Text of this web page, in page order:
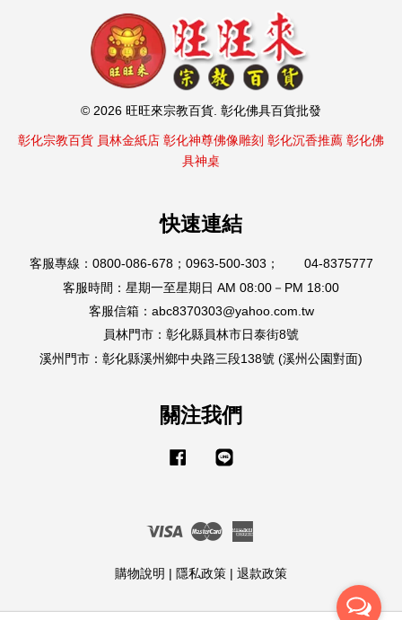
© 2026 旺旺來宗教百貨. 彰化佛具百貨批發
彰化宗教百貨 員林金紙店 彰化神尊佛像雕刻 彰化沉香推薦 彰化佛
具神桌
快速連結
客服專線：0800-086-678；0963-500-303； 04-8375777
客服時間：星期一至星期日 AM 08:00－PM 18:00
客服信箱：abc8370303@yahoo.com.tw
員林門市：彰化縣員林市日泰街8號
溪州門市：彰化縣溪州鄉中央路三段138號 (溪州公園對面)
關注我們
Facebook
Visa Master
購物說明
隱私政策 退款政策